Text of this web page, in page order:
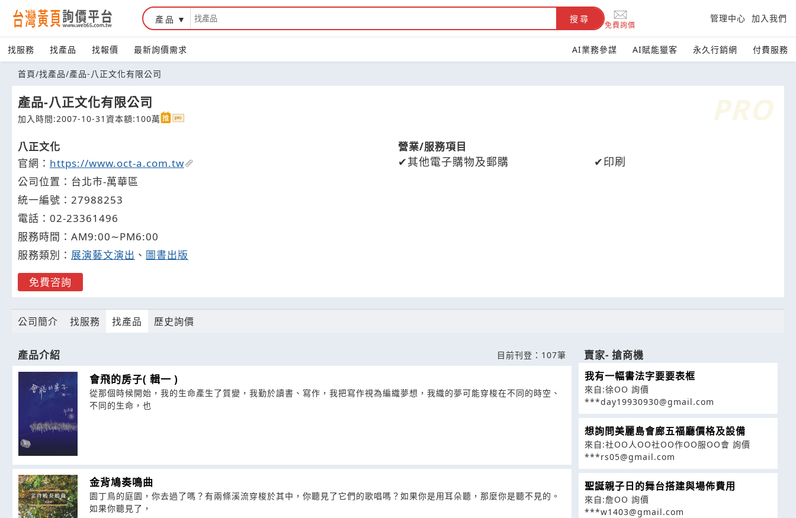
台灣黃頁詢價平台
產品 搜尋
免費詢價
管理中心 加入我們
找服務 找產品 找報價 最新詢價需求 AI業務參謀 AI賦能獵客 永久行銷網 付費服務
首頁/找產品/產品-八正文化有限公司
產品-八正文化有限公司
加入時間:2007-10-31 資本額:100萬
八正文化
官網： https://www.oct-a.com.tw
公司位置：台北市-萬華區
統一編號：27988253
電話： 02-23361496
服務時間：AM9:00∼PM6:00
服務類別： 展演藝文演出 、 圖書出版
免費咨詢
營業/服務項目
其他電子購物及郵購 印刷
公司簡介 找服務 找產品 歷史詢價
產品介紹 目前刊登：107筆
會飛的房子( 輯一 )
從那個時候開始，我的生命產生了質變，我勤於讀書、寫作，我把寫作視為編織夢想，我織的夢可能穿梭在不同的時空、
不同的生命，也
金背鳩奏鳴曲
園丁鳥的庭園，你去過了嗎？有兩條溪流穿梭於其中，你聽見了它們的歌唱嗎？如果你是用耳朵聽，那麼你是聽不見的。
如果你聽見了，
賣家- 搶商機
我有一幅書法字要要表框
來自:徐OO 詢價
***day19930930@gmail.com
想詢問美麗島會廊五福廳價格及設備
來自:社OO人OO社OO作OO服OO會 詢價
***rs05@gmail.com
聖誕親子日的舞台搭建與場佈費用
來自:詹OO 詢價
***w1403@gmail.com